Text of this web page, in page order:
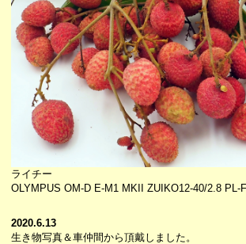
ライチー
OLYMPUS OM-D E-M1 MKII ZUIKO12-40/2.8 PL-
2020.6.13
生き物写真＆車仲間から頂戴しました。